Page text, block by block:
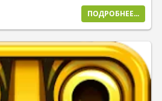
ПОДРОБНЕЕ...